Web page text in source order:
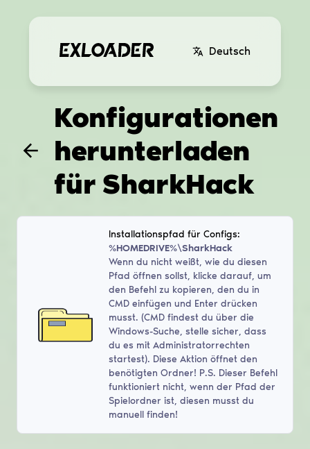
Deutsch
Konfigurationen
herunterladen
für SharkHack
Installationspfad für Configs:
%HOMEDRIVE%\SharkHack
Wenn du nicht weißt, wie du diesen
Pfad öffnen sollst, klicke darauf, um
den Befehl zu kopieren, den du in
CMD einfügen und Enter drücken
musst. (CMD findest du über die
Windows-Suche, stelle sicher, dass
du es mit Administratorrechten
startest). Diese Aktion öffnet den
benötigten Ordner! P.S. Dieser Befehl
funktioniert nicht, wenn der Pfad der
Spielordner ist, diesen musst du
manuell finden!